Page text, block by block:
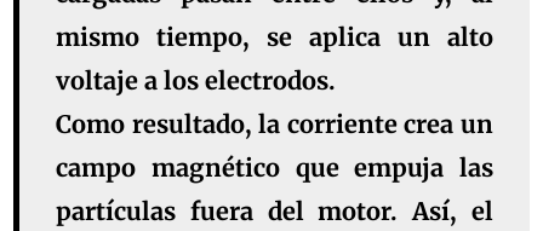
mismo tiempo, se aplica un alto
voltaje a los electrodos.
Como resultado, la corriente crea un
campo magnético que empuja las
partículas fuera del motor. Así, el